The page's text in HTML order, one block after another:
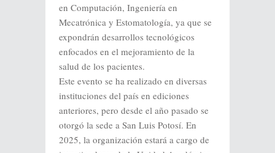
en Computación, Ingeniería en
Mecatrónica y Estomatología, ya que se
expondrán desarrollos tecnológicos
enfocados en el mejoramiento de la
salud de los pacientes.
Este evento se ha realizado en diversas
instituciones del país en ediciones
anteriores, pero desde el año pasado se
otorgó la sede a San Luis Potosí. En
2025, la organización estará a cargo de